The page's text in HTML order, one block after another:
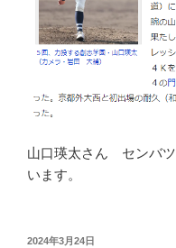
山口瑛太さん センバ
います。
投
2024年3月24日